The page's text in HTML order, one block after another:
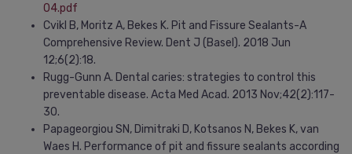
04.pdf
Cvikl B, Moritz A, Bekes K. Pit and Fissure Sealants-A
Comprehensive Review. Dent J (Basel). 2018 Jun
12;6(2):18.
Rugg-Gunn A. Dental caries: strategies to control this
preventable disease. Acta Med Acad. 2013 Nov;42(2):117-
30.
Papageorgiou SN, Dimitraki D, Kotsanos N, Bekes K, van
Waes H. Performance of pit and fissure sealants according